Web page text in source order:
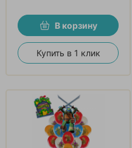
В корзину
Купить в 1 клик